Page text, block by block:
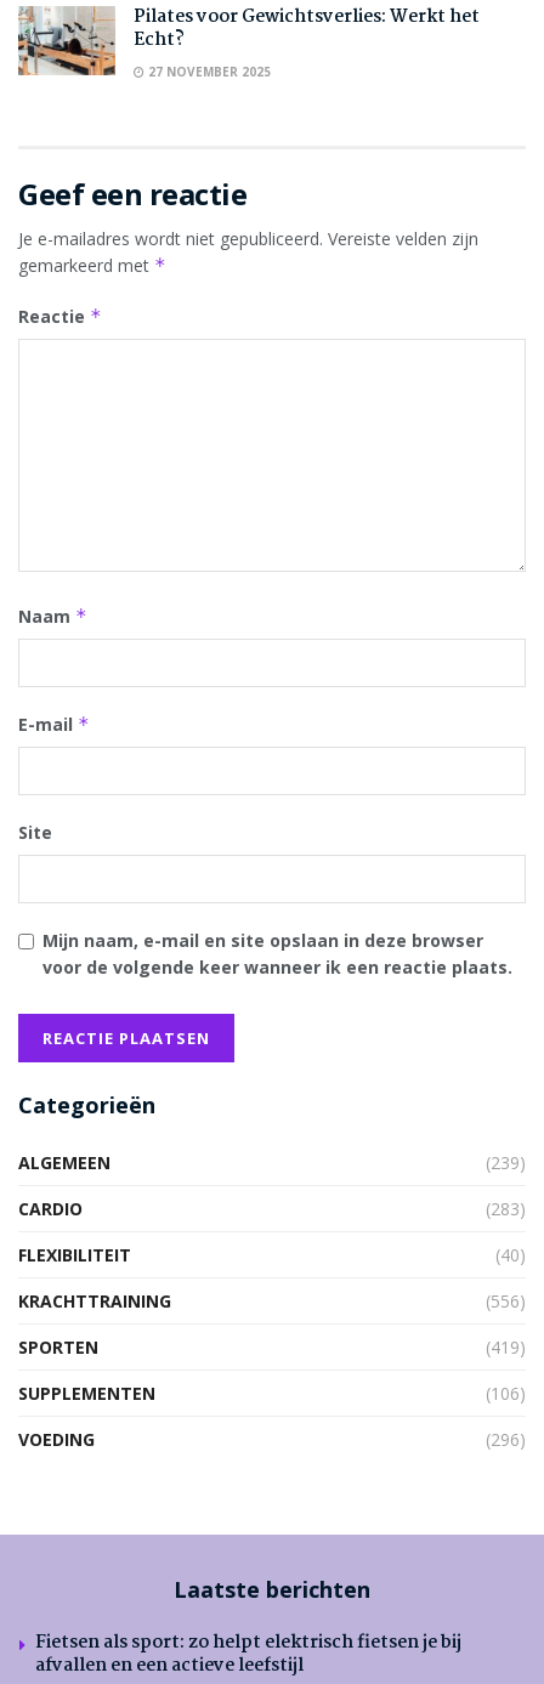
Pilates voor Gewichtsverlies: Werkt het
Echt?
27 NOVEMBER 2025
Geef een reactie
Je e-mailadres wordt niet gepubliceerd. Vereiste velden zijn
gemarkeerd met *
Reactie *
Naam *
E-mail *
Site
Mijn naam, e-mail en site opslaan in deze browser
voor de volgende keer wanneer ik een reactie plaats.
Categorieën
ALGEMEEN
(239)
CARDIO
(283)
FLEXIBILITEIT
(40)
KRACHTTRAINING
(556)
SPORTEN
(419)
SUPPLEMENTEN
(106)
VOEDING
(296)
Laatste berichten
Fietsen als sport: zo helpt elektrisch fietsen je bij
afvallen en een actieve leefstijl